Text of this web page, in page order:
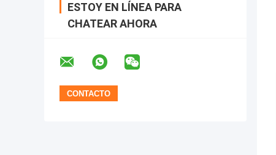
ESTOY EN LÍNEA PARA
CHATEAR AHORA